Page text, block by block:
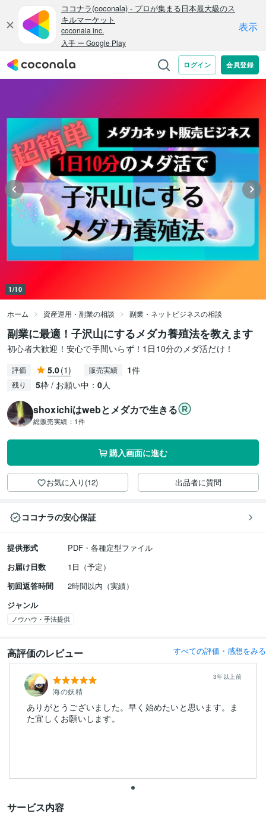
1/10
ホーム 資産運用・副業の相談 副業・ネットビジネスの相談
副業に最適！子沢山にするメダカ養殖法を教えます
初心者大歓迎！安心で手間いらず！1日10分のメダ活だけ！
評価 5.0(1) 販売実績 1件
残り 5枠 / お願い中： 0人
shoxichiはwebとメダカで生きる
総販売実績： 1件
購入画面に進む
お気に入り(12) 出品者に質問
ココナラの安心保証
提供形式
PDF・各種定型ファイル
お届け日数
1日（予定）
初回返答時間
2時間以内（実績）
ジャンル
ノウハウ・手法提供
高評価のレビュー すべての評価・感想をみる
海の妖精
3年以上前
ありがとうございました。早く始めたいと思います。ま
た宜しくお願いします。
サービス内容